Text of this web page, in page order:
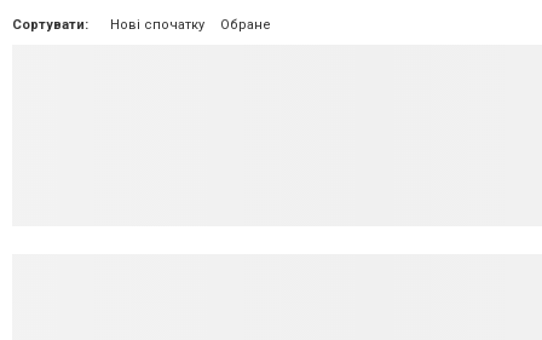
Сортувати: Нові спочатку Обране